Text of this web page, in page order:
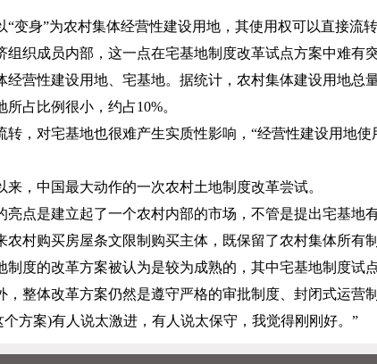
变身”为农村集体经营性建设用地，其使用权可以直接流
织成员内部，这一点在宅基地制度改革试点方案中难有突
营性建设用地、宅基地。据统计，农村集体建设用地总
所占比例很小，约占10%。
，对宅基地也很难产生实质性影响，“经营性建设用地
，中国最大动作的一次农村土地制度改革尝试。
点是建立起了一个农村内部的市场，不管是提出宅基地
村购买房屋条文限制购买主体，既保留了农村集体所有
度的改革方案被认为是较为成熟的，其中宅基地制度试
整体改革方案仍然是遵守严格的审批制度、封闭式运营
个方案)有人说太激进，有人说太保守，我觉得刚刚好。”